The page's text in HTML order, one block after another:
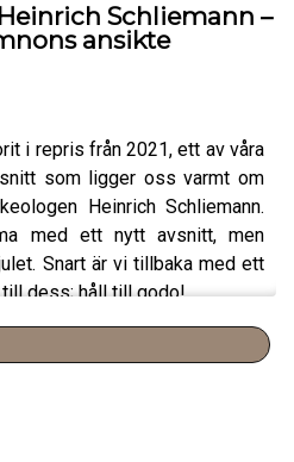
Schliemann –
ansikte
i repris från 2021, ett av våra
som ligger oss varmt om
Heinrich Schliemann.
med ett nytt avsnitt, men
Snart är vi tillbaka med ett
dess; håll till godo!